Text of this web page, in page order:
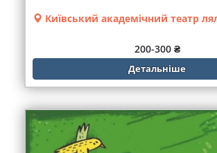
Київський академічний театр
200-300 ₴
Детальніше